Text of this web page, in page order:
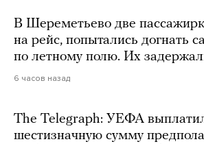
В Шереметьево две
на рейс, попытались догнать
по летному полю. Их
6 часов назад
The Telegraph: УЕФА
шестизначную сумму